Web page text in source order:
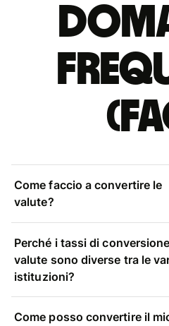
Come faccio a convertire le
valute?
Perché i tassi di
valute sono diverse tra le
istituzioni?
Come posso convertire il